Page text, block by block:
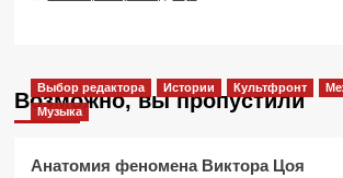
Возможно, вы пропустили
Выбор редактора Истории Культфронт
Музыка
Анатомия феномена Виктора Цоя